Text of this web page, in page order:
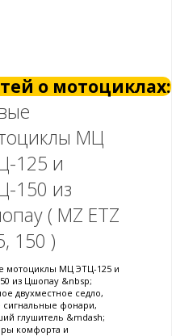
о мотоциклах:
МЦ
125 и
150 из
( MZ ETZ
150 )
мотоциклы МЦ ЭТЦ-125 и
из Цшопау &nbsp;
двухместное седло,
сигнальные фонари,
глушитель &mdash;
комфорта и